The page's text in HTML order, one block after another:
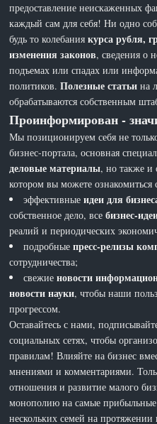
предоставление неискаженных
каждый сам для себя! Ни одно
будь то колебаниякурса рубля,
изменения законов, сведения о
подъемах или спадах или
политиков.Полезные статьи на
обрабатываются собственным
Проинформирован -
Мы позиционируем себя не
бизнес-портала, основная
деловые материалы, но также и
котором вы можете
эффективныеидеи для
собственное дело, всебизнес-
реалий и периодических
подробныепресс-релизы
сотрудничества;
свежиеновости
новости науки, чтобы наши
прогрессом.
Оставайтесь с нами,
социальных сетях, чтобы
правилам! Влияйте на бизнес
мнениями и комментариями.
отношения и развитие малого
монополию на самые прибыльные
нескольких семей на